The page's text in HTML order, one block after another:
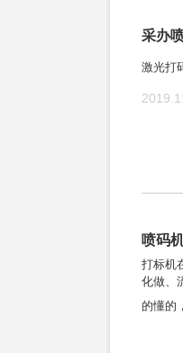
采办
激光打
喷码
打标机
化做、
的懂的